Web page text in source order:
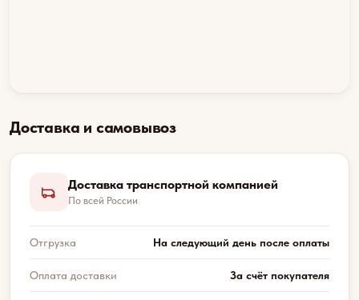
Доставка и самовывоз
Доставка транспортной компанией
По всей России
Отгрузка На следующий день после оплаты
Оплата доставки За счёт покупателя